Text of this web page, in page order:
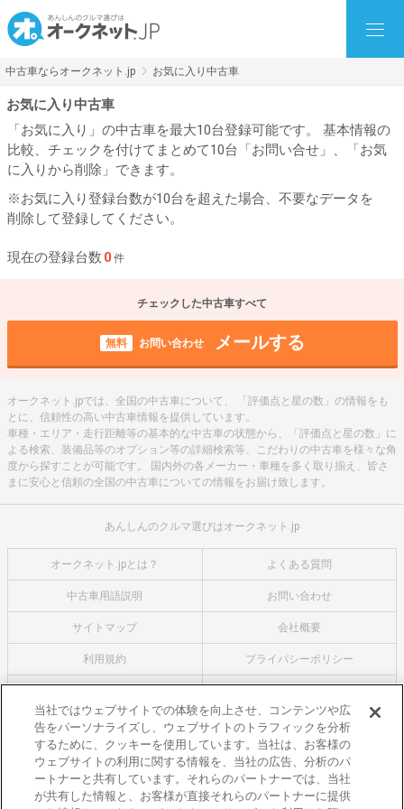
中古車ならオークネット.jp お気に入り中古車
お気に入り中古車
「お気に入り」の中古車を最大10台登録可能です。 基本情報の
比較、チェックを付けてまとめて10台「お問い合せ」、「お気
に入りから削除」できます。
※お気に入り登録台数が10台を超えた場合、不要なデータを
削除して登録してください。
現在の登録台数 0 件
チェックした中古車すべて
無料 お問い合わせ メールする
オークネット.jpでは、全国の中古車について、 「評価点と星の数」の情報をも
とに、信頼性の高い中古車情報を提供しています。
車種・エリア・走行距離等の基本的な中古車の状態から、「評価点と星の数」に
よる検索、装備品等のオプション等の詳細検索等、こだわりの中古車を様々な角
度から探すことが可能です。 国内外の各メーカー・車種を多く取り揃え、皆さ
まに安心と信頼の全国の中古車についての情報をお届け致します。
あんしんのクルマ選びはオークネット.jp
オークネット.jpとは？ よくある質問
中古車用語説明 お問い合わせ
サイトマップ 会社概要
利用規約 プライバシーポリシー
オークネットのその他のサービス
バイク関連サービス
中古バイクを探すならバイクの窓口
レンタルバイクに乗るならモトオークレンタルバイク
当社ではウェブサイトでの体験を向上させ、コンテンツや広
告をパーソナライズし、ウェブサイトのトラフィックを分析
するために、クッキーを使用しています。当社は、お客様の
ウェブサイトの利用に関する情報を、当社の広告、分析のパ
ートナーと共有しています。それらのパートナーでは、当社
が共有した情報と、お客様が直接それらのパートナーに提供